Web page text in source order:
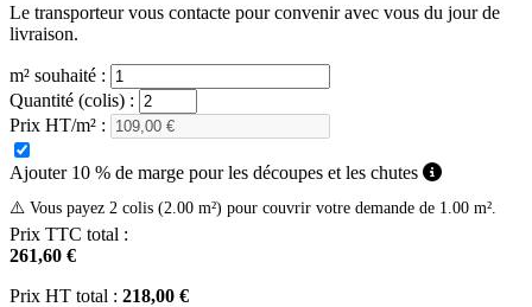
Le transporteur vous contacte pour convenir avec vous du jour de
livraison.
m² souhaité :
Quantité (colis) :
Prix HT/m² :
Ajouter 10 % de marge pour les découpes et les chutes
⚠️ Vous payez 2 colis (2.00 m²) pour couvrir votre demande de 1.00 m².
Prix TTC total :
261,60 €
Prix HT total : 218,00 €